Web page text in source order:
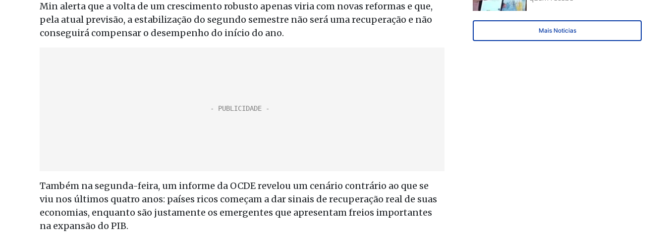
Min alerta que a volta de um crescimento robusto apenas viria com novas reformas e que,
pela atual previsão, a estabilização do segundo semestre não será uma recuperação e não
conseguirá compensar o desempenho do início do ano.
Também na segunda-feira, um informe da OCDE revelou um cenário contrário ao que se
viu nos últimos quatro anos: países ricos começam a dar sinais de recuperação real de suas
economias, enquanto são justamente os emergentes que apresentam freios importantes
na expansão do PIB.